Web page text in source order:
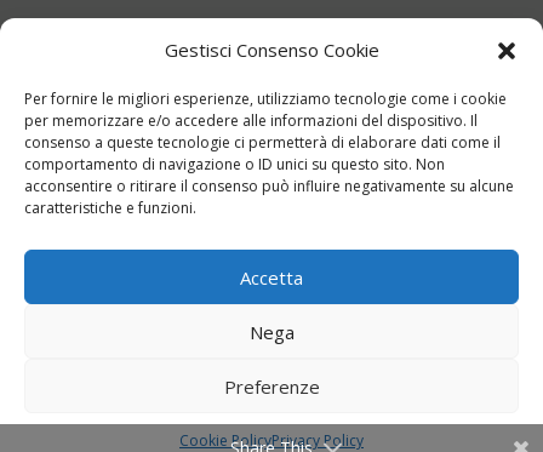
Gestisci Consenso Cookie
Per fornire le migliori esperienze, utilizziamo tecnologie come i cookie
per memorizzare e/o accedere alle informazioni del dispositivo. Il
consenso a queste tecnologie ci permetterà di elaborare dati come il
comportamento di navigazione o ID unici su questo sito. Non
acconsentire o ritirare il consenso può influire negativamente su alcune
caratteristiche e funzioni.
Accetta
Nega
Preferenze
Cookie PolicyPrivacy Policy
IL MIO ACCOUNT
Recupera password
Carrello
Richiesta di reso
Copyright © 2022 montinioutdoor.it | P.IVA
|Privacy Policy|Cookie Policy